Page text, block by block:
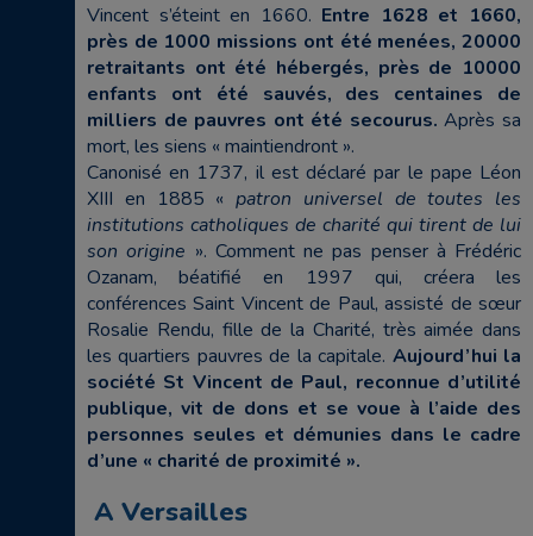
Vincent s’éteint en 1660. Entre 1628 et 1660,
près de 1000 missions ont été menées, 20000
retraitants ont été hébergés, près de 10000
enfants ont été sauvés, des centaines de
milliers de pauvres ont été secourus. Après sa
mort, les siens « maintiendront ».
Canonisé en 1737, il est déclaré par le pape Léon
XIII en 1885 « patron universel de toutes les
institutions catholiques de charité qui tirent de lui
son origine ». Comment ne pas penser à Frédéric
Ozanam, béatifié en 1997 qui, créera les
conférences Saint Vincent de Paul, assisté de sœur
Rosalie Rendu, fille de la Charité, très aimée dans
les quartiers pauvres de la capitale. Aujourd’hui la
société St Vincent de Paul, reconnue d’utilité
publique, vit de dons et se voue à l’aide des
personnes seules et démunies dans le cadre
d’une « charité de proximité ».
A Versailles